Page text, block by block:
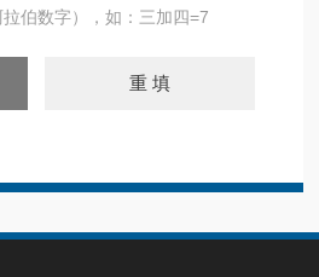
伯数字），如：三加四=7